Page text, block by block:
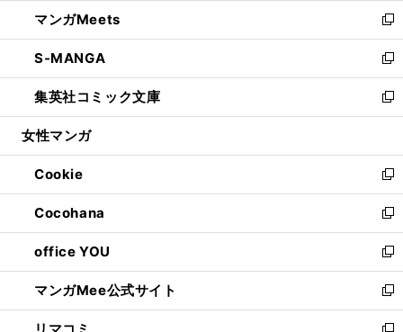
く
で
開
く
ド
ウ
で
開
く
ィ
ン
ド
ウ
で
開
し
い
ウ
ィ
ン
ド
ウ
開
く
マンガMeets
新
し
い
ウ
ィ
ン
ウ
で
開
く
S-MANGA
新
し
い
ウ
ン
ド
ウ
で
開
く
集英社コミック文庫
新
し
ウ
ィ
ン
ド
ウ
で
開
く
女性マンガ
Cookie
新
し
い
ウ
ィ
ン
ド
ウ
Cocohana
新
し
い
ウ
ィ
ン
office YOU
新
し
い
ウ
マンガMee公式サイト
新
し